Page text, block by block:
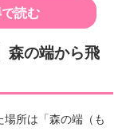
読む
森の端から飛
所は「森の端（も